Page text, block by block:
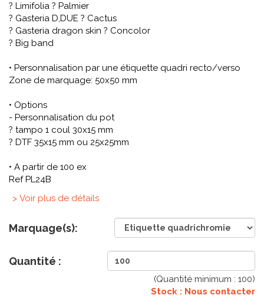
? Limifolia ? Palmier
? Gasteria D,DUE ? Cactus
? Gasteria dragon skin ? Concolor
? Big band
• Personnalisation par une étiquette quadri recto/verso
Zone de marquage: 50x50 mm
• Options
- Personnalisation du pot
? tampo 1 coul 30x15 mm
? DTF 35x15 mm ou 25x25mm
• A partir de 100 ex
Ref PL24B
> Voir plus de détails
Marquage(s):
Quantité :
(Quantité minimum : 100)
Stock : Nous contacter